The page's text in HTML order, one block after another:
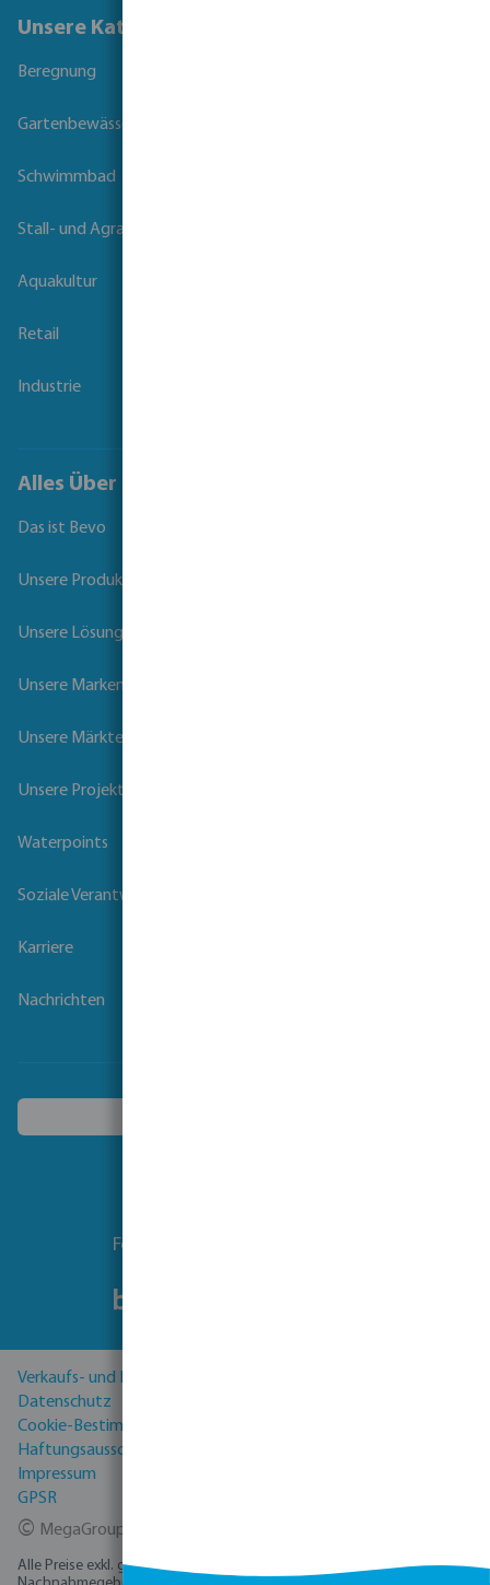
Unsere Kataloge
Beregnung
Gartenbewässerung
Schwimmbad
Stall- und Agrartechnik
Aquakultur
Retail
Industrie
Alles Über Bevo
Das ist Bevo
Unsere Produkte
Unsere Lösungen
Unsere Marken
Unsere Märkte
Unsere Projekte
Waterpoints
Soziale Verantwortung der Unternehmen
Karriere
Nachrichten
Folgen Sie uns
Verkaufs- und Lieferbedingungen
Datenschutz
Cookie-Bestimmungen
Haftungsausschluss
Impressum
GPSR
© MegaGroup Trade 2026
Alle Preise exkl. gesetzl. Mehrwertsteuer zzgl. Versandkostenund ggf.